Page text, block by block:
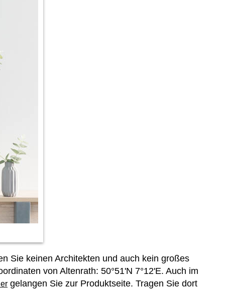
Sie keinen Architekten und auch kein großes
von Altenrath: 50°51'N 7°12'E. Auch im
gelangen Sie zur Produktseite. Tragen Sie dort